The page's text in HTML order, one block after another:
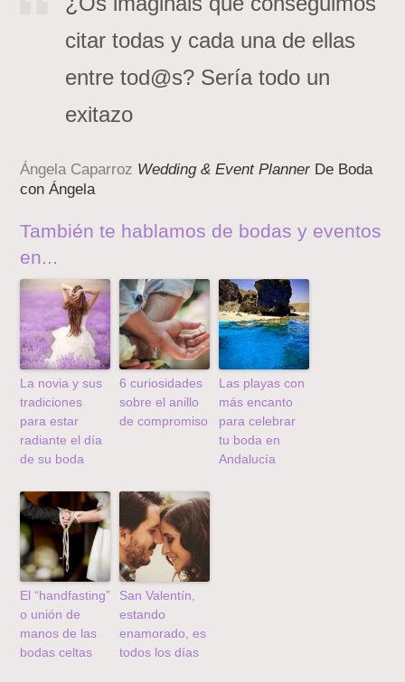
citar todas y cada una de ellas
entre tod@s? Sería todo un
exitazo
Ángela Caparroz Wedding & Event Planner De Boda
con Ángela
También te hablamos de bodas y eventos
en...
La novia y sus
tradiciones
para estar
radiante el día
de su boda
6 curiosidades
sobre el anillo
de compromiso
Las playas con
más encanto
para celebrar
tu boda en
Andalucía
El “handfasting”
o unión de
manos de las
bodas celtas
San Valentín,
estando
enamorado, es
todos los días